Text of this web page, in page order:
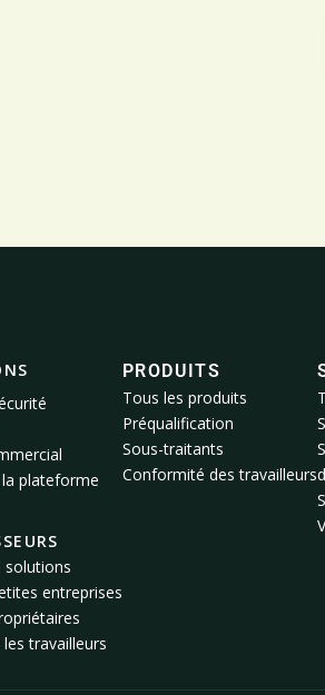
plateforme
solutions
entreprises
travailleurs
PRODUITS
Tous les produits
Préqualification
Sous-traitants
Conformité des travailleurs